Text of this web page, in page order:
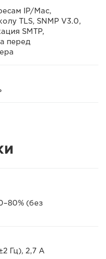
IP/Mac,
TLS, SNMP V3.0,
SMTP,
перед
(без
Гц), 2,7 А